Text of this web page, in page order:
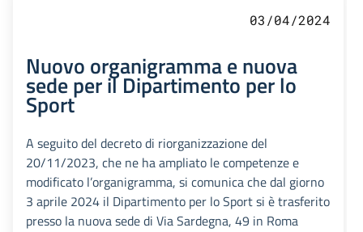
03/04/2024
Nuovo organigramma e nuova
sede per il Dipartimento per lo
Sport
A seguito del decreto di riorganizzazione del
20/11/2023, che ne ha ampliato le competenze e
modificato l’organigramma, si comunica che dal giorno
3 aprile 2024 il Dipartimento per lo Sport si è trasferito
presso la nuova sede di Via Sardegna, 49 in Roma